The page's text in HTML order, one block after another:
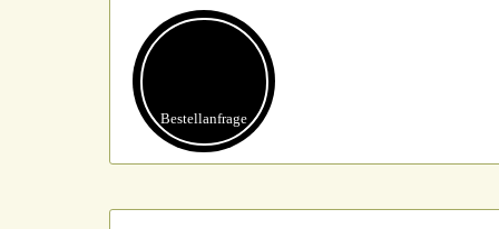
Bestell­anfrage